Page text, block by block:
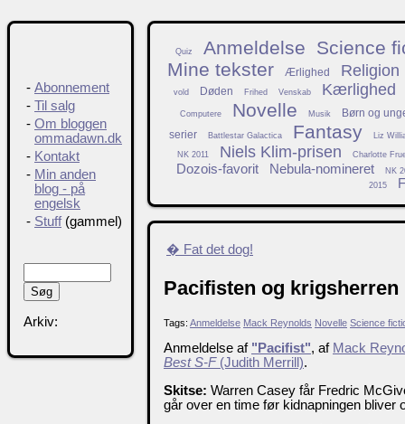
Quiz Anmeldelse
Science
Mine tekster
Ærlighed Religion
vold Døden Frihed Venskab Kærlighed
Computere Novelle Musik
Børn og
serier
Battlestar Galactica Fantasy Liz
NK 2011 Niels Klim-prisen Charlotte
Dozois-favorit Nebula-nomineret
NK
2015
� Fat det dog!
Pacifisten og krigsherren
Tags: Anmeldelse Mack Reynolds Novelle Science
Anmeldelse af "Pacifist", af Mack
Best S-F(Judith Merrill).
Skitse: Warren Casey får Fredric
går over en time før kidnapningen bliver
- Abonnement
- Til salg
- Om bloggen
ommadawn.dk
- Kontakt
- Min anden
blog - på
engelsk
- Stuff(gammel)
Arkiv: